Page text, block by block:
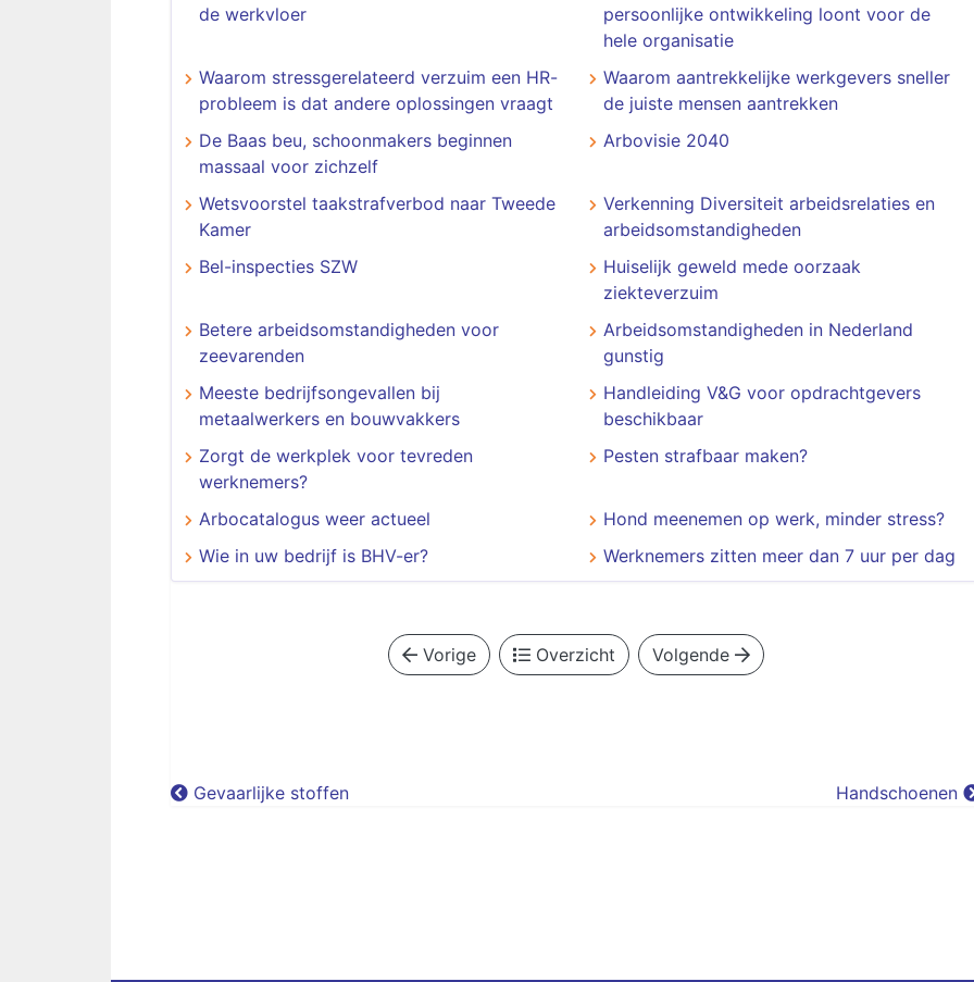
de werkvloer
persoonlijke ontwikkeling loont voor de
hele organisatie
Waarom stressgerelateerd verzuim een HR-
probleem is dat andere oplossingen vraagt
Waarom aantrekkelijke werkgevers sneller
de juiste mensen aantrekken
De Baas beu, schoonmakers beginnen
massaal voor zichzelf
Arbovisie 2040
Wetsvoorstel taakstrafverbod naar Tweede
Kamer
Verkenning Diversiteit arbeidsrelaties en
arbeidsomstandigheden
Bel-inspecties SZW
Huiselijk geweld mede oorzaak
ziekteverzuim
Betere arbeidsomstandigheden voor
zeevarenden
Arbeidsomstandigheden in Nederland
gunstig
Meeste bedrijfsongevallen bij
metaalwerkers en bouwvakkers
Handleiding V&G voor opdrachtgevers
beschikbaar
Zorgt de werkplek voor tevreden
werknemers?
Pesten strafbaar maken?
Arbocatalogus weer actueel
Hond meenemen op werk, minder stress?
Wie in uw bedrijf is BHV-er?
Werknemers zitten meer dan 7 uur per dag
Vorige Overzicht Volgende
Gevaarlijke stoffen Handschoenen